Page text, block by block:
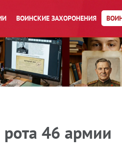
ВОИНСКИЕ ЗАХОРОНЕНИЯ
46 армии